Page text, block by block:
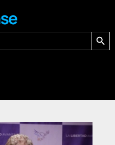
Botón de